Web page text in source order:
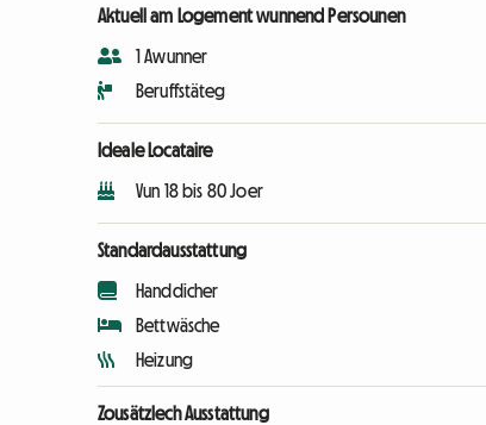
Aktuell am Logement wunnend Persounen
1 Awunner
Beruffstäteg
Ideale Locataire
Vun 18 bis 80 Joer
Standardausstattung
Handdicher
Bettwäsche
Heizung
Zousätzlech Ausstattung